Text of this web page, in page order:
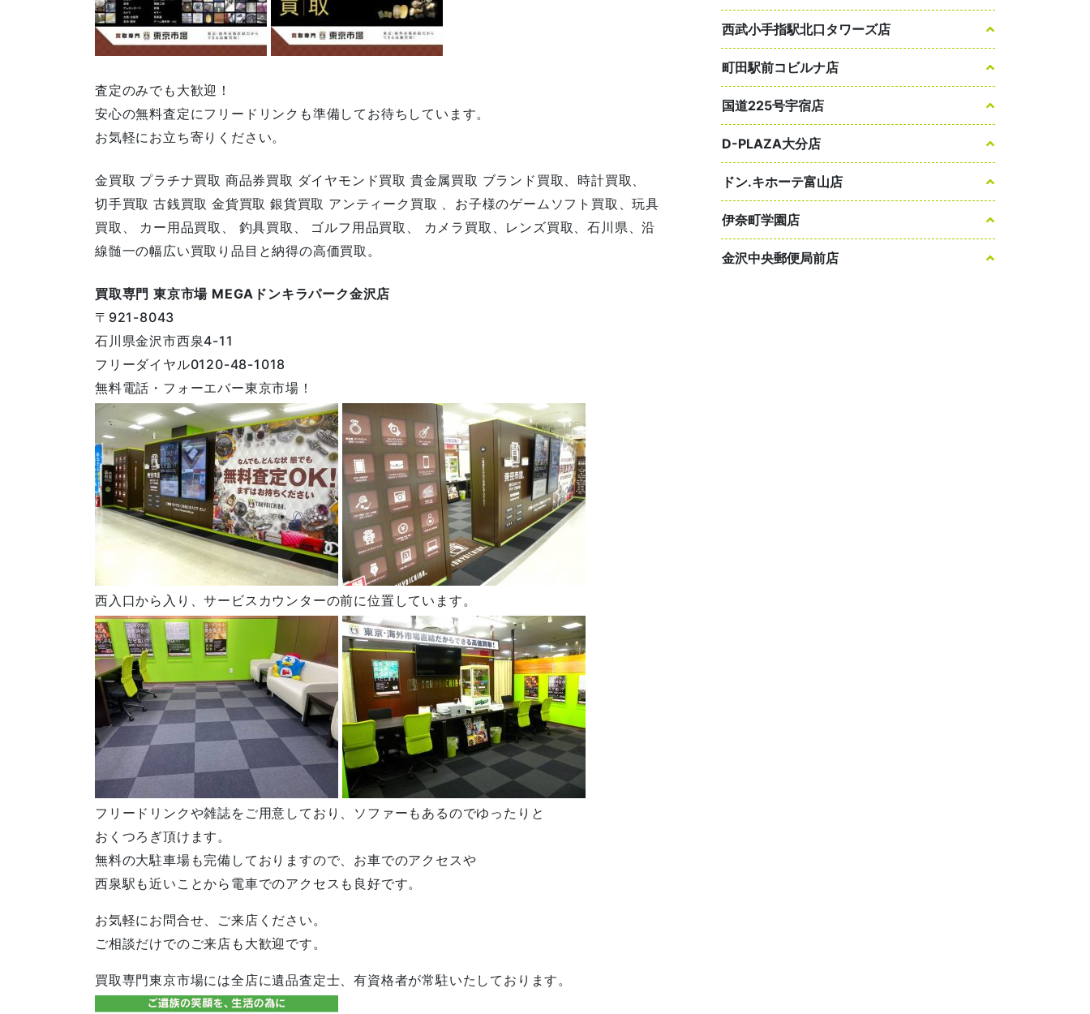
査定のみでも大歓迎！
安心の無料査定にフリードリンクも準備してお待ちしています。
お気軽にお立ち寄りください。
金買取 プラチナ買取 商品券買取 ダイヤモンド買取 貴金属買取 ブランド買取、時計買取、
切手買取 古銭買取 金貨買取 銀貨買取 アンティーク買取 、お子様のゲームソフト買取、玩具
買取、 カー用品買取、 釣具買取、 ゴルフ用品買取、 カメラ買取、レンズ買取、石川県、沿
線髄一の幅広い買取り品目と納得の高価買取。
買取専門 東京市場 MEGAドンキラパーク金沢店
〒921-8043
石川県金沢市西泉4-11
フリーダイヤル0120-48-1018
無料電話・フォーエバー東京市場！
西入口から入り、サービスカウンターの前に位置しています。
フリードリンクや雑誌をご用意しており、ソファーもあるのでゆったりと
おくつろぎ頂けます。
無料の大駐車場も完備しておりますので、お車でのアクセスや
西泉駅も近いことから電車でのアクセスも良好です。
お気軽にお問合せ、ご来店ください。
ご相談だけでのご来店も大歓迎です。
買取専門東京市場には全店に遺品査定士、有資格者が常駐いたしております。
西武小手指駅北口タワーズ店
町田駅前コビルナ店
国道225号宇宿店
D-PLAZA大分店
ドン.キホーテ富山店
伊奈町学園店
金沢中央郵便局前店